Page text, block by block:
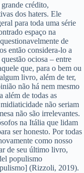
crédito,
dos haters. Ele
para toda uma série
espaço na
de
então considera-lo a
ociosa – entre
que, para o bem ou
livro, além de ter,
não há nem mesmo
além de todas as
não seriam
não são irrelevantes.
na Itália que lidam
ser honesto. Por todas
como nosso
de seu último livro,
populismo
(Rizzoli, 2019).